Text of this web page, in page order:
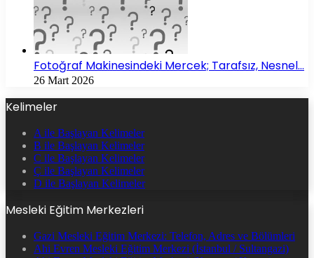
Fotoğraf Makinesindeki Mercek; Tarafsız, Nesnel…
26 Mart 2026
Kelimeler
A ile Başlayan Kelimeler
B ile Başlayan Kelimeler
C ile Başlayan Kelimeler
Ç ile Başlayan Kelimeler
D ile Başlayan Kelimeler
Mesleki Eğitim Merkezleri
Gazi Mesleki Eğitim Merkezi: Telefon, Adres ve Bölümleri
Ahi Evren Mesleki Eğitim Merkezi (İstanbul / Sultangazi)